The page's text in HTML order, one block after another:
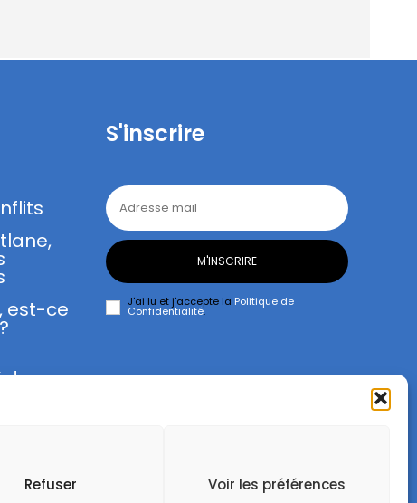
Refuser Voir les préférences
est-ce
de
S'inscrire
M'INSCRIRE
J'ai lu et j'accepte la Politique de
Confidentialité.